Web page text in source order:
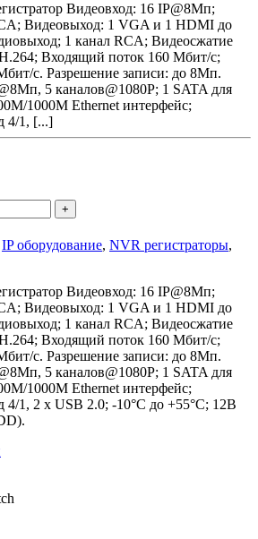
Видеовход: 16 IP@8Мп;
Видеовыход: 1 VGA и 1 HDMI до
1 канал RCA; Видеосжатие
Входящий поток 160 Мбит/с;
с. Разрешение записи: до 8Мп.
5 каналов@1080P; 1 SATA для
1000M Ethernet интерфейс;
4/1, [...]
+
IP оборудование, NVR регистраторы,
Видеовход: 16 IP@8Мп;
Видеовыход: 1 VGA и 1 HDMI до
1 канал RCA; Видеосжатие
Входящий поток 160 Мбит/с;
с. Разрешение записи: до 8Мп.
5 каналов@1080P; 1 SATA для
1000M Ethernet интерфейс;
4/1, 2 х USB 2.0; -10°C до +55°C; 12В